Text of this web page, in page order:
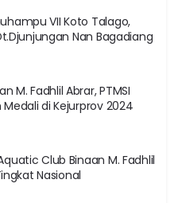
VII Koto Talago,
Nan Bagadiang
M. Fadhlil Abrar, PTMSI
di Kejurprov 2024
Club Binaan M. Fadhlil
Nasional